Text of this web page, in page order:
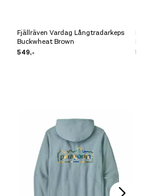
Fjällräven Vardag Långtradarkeps
Buckwheat Brown
549,-